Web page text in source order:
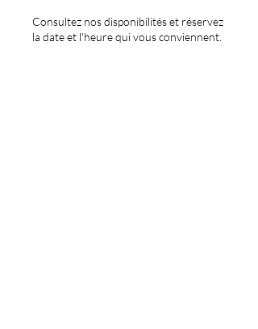
Consultez nos disponibilités et réservez
la date et l'heure qui vous conviennent.